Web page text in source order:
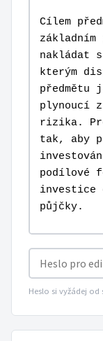
Heslo si vyžádej od